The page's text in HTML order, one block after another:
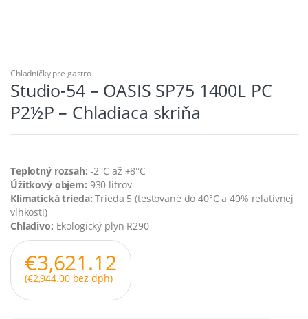
Chladničky pre gastro
Studio-54 – OASIS SP75 1400L PC
P2½P – Chladiaca skriňa
Teplotný rozsah: -2°C až +8°C
Úžitkový objem: 930 litrov
Klimatická trieda: Trieda 5 (testované do 40°C a 40% relatívnej
vlhkosti)
Chladivo: Ekologický plyn R290
€3,621.12
(€2,944.00bez dph)